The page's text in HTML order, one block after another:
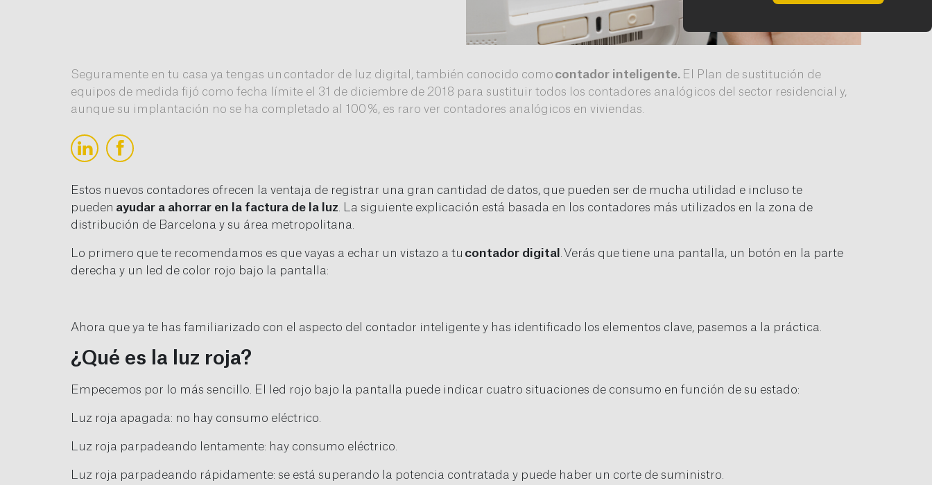
Seguramente en tu casa ya tengas un contador de luz digital, también conocido como contador inteligente. El Plan de sustitución de
equipos de medida fijó como fecha límite el 31 de diciembre de 2018 para sustituir todos los contadores analógicos del sector residencial y,
aunque su implantación no se ha completado al 100 %, es raro ver contadores analógicos en viviendas.
Estos nuevos contadores ofrecen la ventaja de registrar una gran cantidad de datos, que pueden ser de mucha utilidad e incluso te
pueden ayudar a ahorrar en la factura de la luz . La siguiente explicación está basada en los contadores más utilizados en la zona de
distribución de Barcelona y su área metropolitana.
Lo primero que te recomendamos es que vayas a echar un vistazo a tu contador digital
. Verás que tiene una pantalla, un botón en la parte
derecha y un led de color rojo bajo la pantalla:
Ahora que ya te has familiarizado con el aspecto del contador inteligente y has identificado los elementos clave, pasemos a la práctica.
¿Qué es la luz roja?
Empecemos por lo más sencillo. El led rojo bajo la pantalla puede indicar cuatro situaciones de consumo en función de su estado:
Luz roja apagada: no hay consumo eléctrico.
Luz roja parpadeando lentamente: hay consumo eléctrico.
Luz roja parpadeando rápidamente: se está superando la potencia contratada y puede haber un corte de suministro.